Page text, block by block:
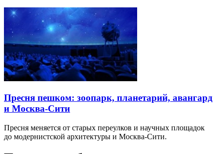
Пресня пешком: зоопарк, планетарий, авангард
и Москва-Сити
Пресня меняется от старых переулков и научных площадок
до модернистской архитектуры и Москва-Сити.